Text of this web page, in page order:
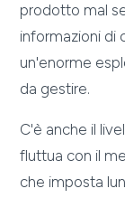
prodotto mal
informazioni di
un'enorme
da gestire.
C'è anche il
fluttua con il
che imposta